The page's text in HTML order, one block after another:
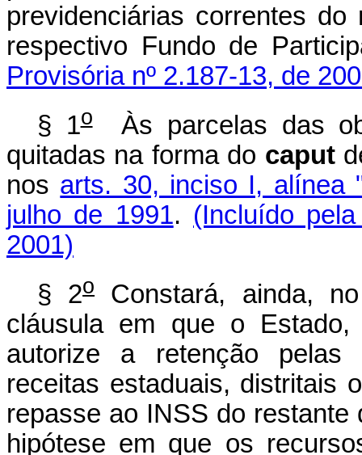
previdenciárias correntes
respectivo Fundo de
Provisória nº 2.187-13, de
§ 1oÀs parcelas das
quitadas na forma do caput
nos arts. 30, inciso I, alínea
julho de 1991. (Incluído
2001)
§ 2o
Constará, ainda,
cláusula em que o
autorize a retenção pelas
receitas estaduais, distritais
repasse ao INSS do
hipótese em que os